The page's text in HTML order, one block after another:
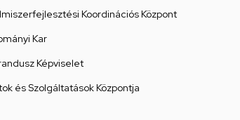
Koordinációs Központ
Kar
Képviselet
és Szolgáltatások Központja